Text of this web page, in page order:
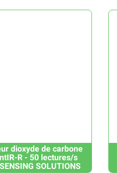
dioxyde de carbone
R - 50 lectures/s
SOLUTIONS